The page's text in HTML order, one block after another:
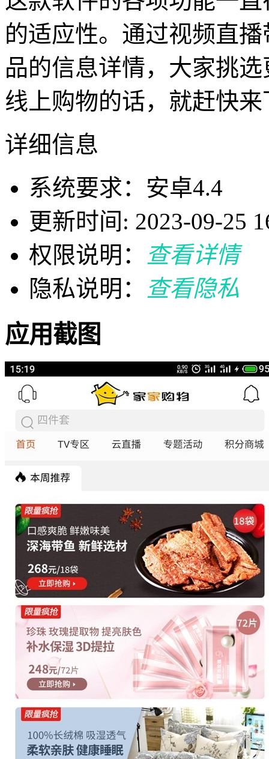
的适应性。通过视频直
品的信息详情，大家挑
线上购物的话，就赶快
详细信息
系统要求：安卓4.4
更新时间: 2023-09-25
权限说明：
查看详情
隐私说明：
查看隐私
应用截图